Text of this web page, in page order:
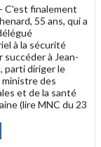
C'est finalement
55 ans, qui a
à la sécurité
à Jean-
parti diriger le
des
et de la santé
(lire MNC du 23